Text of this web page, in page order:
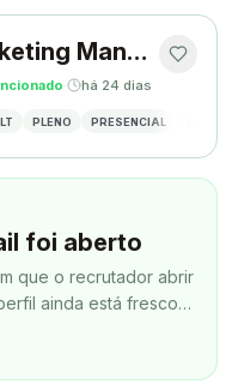
Content Creator & Marketing Manager
· há 24 dias
PLENO PRESENCIAL
foi aberto
que o recrutador abrir
ainda está fresco